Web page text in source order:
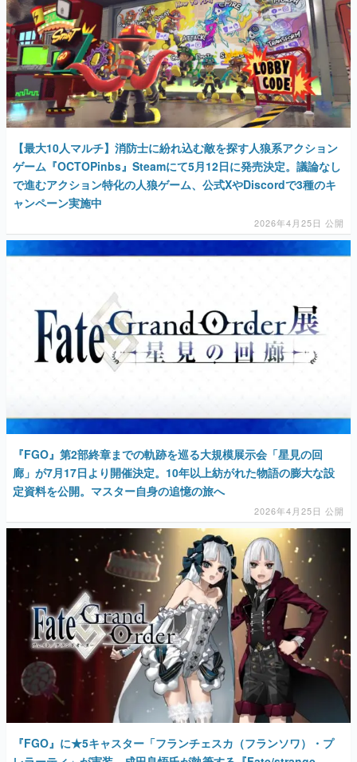
【最大10人マルチ】消防士に紛れ込む敵を探す人狼系アクション
ゲーム『OCTOPinbs』Steamにて5月12日に発売決定。議論なし
で進むアクション特化の人狼ゲーム、公式XやDiscordで3種のキ
ャンペーン実施中
2026年4月25日 公開
『FGO』第2部終章までの軌跡を巡る大規模展示会「星見の回
廊」が7月17日より開催決定。10年以上紡がれた物語の膨大な設
定資料を公開。マスター自身の追憶の旅へ
2026年4月25日 公開
『FGO』に★5キャスター「フランチェスカ（フランソワ）・プ